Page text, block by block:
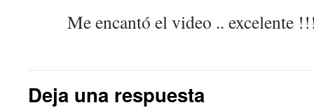
Me encantó el video .. excelente
Deja una respuesta